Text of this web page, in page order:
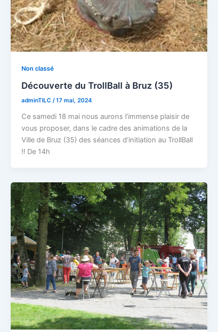
Non classé
Découverte du TrollBall à Bruz (35)
adminTILC /17 mai, 2024
Ce samedi 18 mai nous aurons l’immense plaisir de
vous proposer, dans le cadre des animations de la
Ville de Bruz (35) des séances d’initiation au TrollBall
!! De 14h